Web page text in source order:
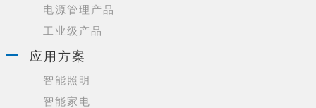
电源管理产品
工业级产品
应用方案
智能照明
智能家电